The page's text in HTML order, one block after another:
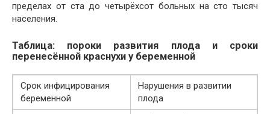
пределах от ста до четырёхсот больных на сто тысяч
населения.
Таблица: пороки развития плода и сроки
перенесённой краснухи у беременной
Срок инфицирования
беременной
Нарушения в развитии
плода